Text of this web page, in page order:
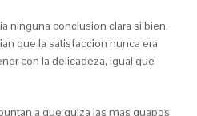
ninguna conclusion clara si bien,
que la satisfaccion nunca era
con la delicadeza, igual que
a que quiza las mas guapos